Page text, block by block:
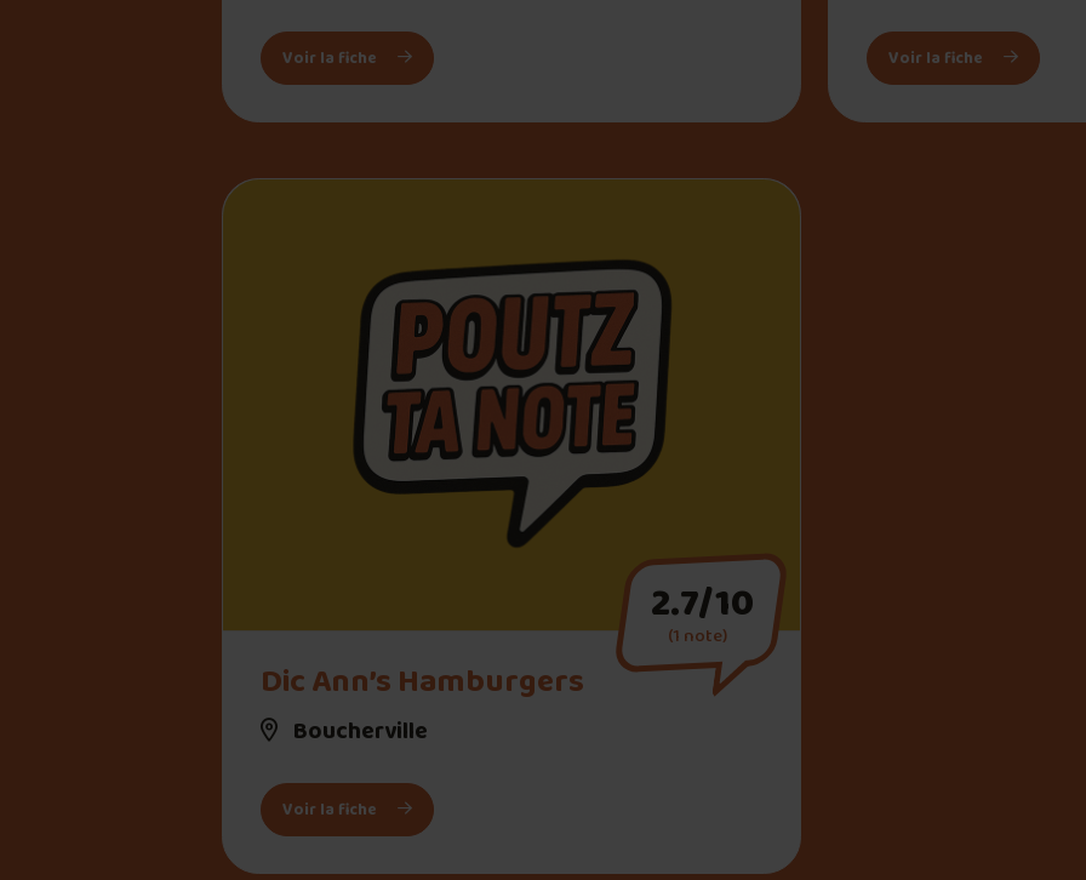
Voir la fiche : IKEA Boucherville – Restaurant Voir la fiche : Costco
Dic Ann’s Hamburgers
Boucherville
2.7/10
(1 note)
Voir la fiche : Dic Ann’s Hamburgers